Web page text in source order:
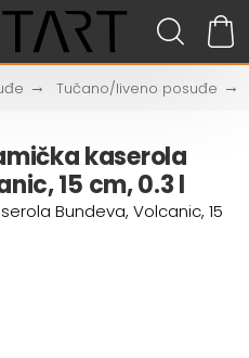
Tučano/liveno posuđe
kaserola
15 cm, 0.3 l